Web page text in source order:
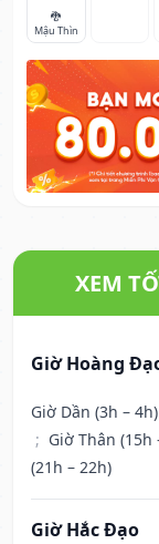
🐉
Mậu Thìn
XEM
Giờ Hoàng
Giờ Dần (3h – 4h)
; Giờ Thân (15h
(21h – 22h)
Giờ Hắc Đạo